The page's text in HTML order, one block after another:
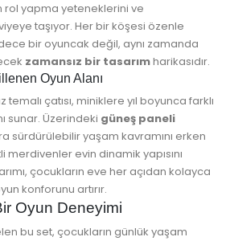
rol yapma yeteneklerini ve
taşıyor. Her bir köşesi özenle
bir oyuncak değil, aynı zamanda
zamansız bir tasarımharikasıdır.
Oyun Alanı
temalı çatısı, miniklere yıl boyunca farklı
sunar. Üzerindeki güneş paneli
sürdürülebilir yaşam kavramını erken
merdivenler evin dinamik yapısını
çocukların eve her açıdan kolayca
konforunu artırır.
Oyun Deneyimi
bu set, çocukların günlük yaşam